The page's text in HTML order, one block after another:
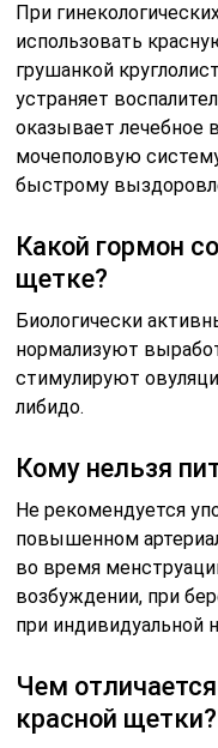
При
использовать
грушанкой
устраняет
оказывает лечебное
мочеполовую
быстрому
Какой гормон
щетке?
Биологически
нормализуют
стимулируют
либидо.
Кому нельзя
Не рекомендуется
повышенном
во время
возбуждении, при
при индивидуальной
Чем
красной щетки?